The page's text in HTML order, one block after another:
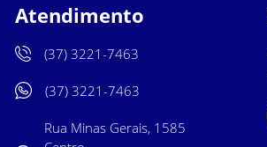
Atendimento
(37) 3221-7463
(37) 3221-7463
Rua Minas Gerais, 1585